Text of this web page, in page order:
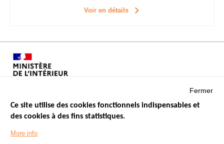
Voir en détails
Menu
Footer
LES SITES PUBLICS
Fermer
Ce site utilise des cookies fonctionnels indispensables et
des cookies à des fins statistiques.
More info